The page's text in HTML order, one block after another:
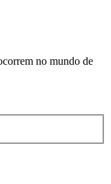
no mundo de